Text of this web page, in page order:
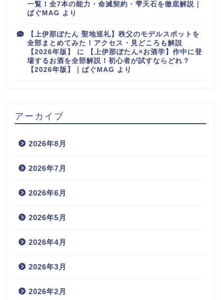
一覧！全7本の能力・命滅契約・雫天石を徹底解説｜
ぱぐMAG より
【上伊那ぼたん 聖地巡礼】秩父のモデルスポットを
全部まとめてみた！アクセス・見どころも解説
【2026年版】
に
【上伊那ぼたん×お酒学】作中に登
場するお酒を全部解説！初心者が試すならどれ？
【2026年版】｜ぱぐMAG より
アーカイブ
2026年8月
2026年7月
2026年6月
2026年5月
2026年4月
2026年3月
2026年2月